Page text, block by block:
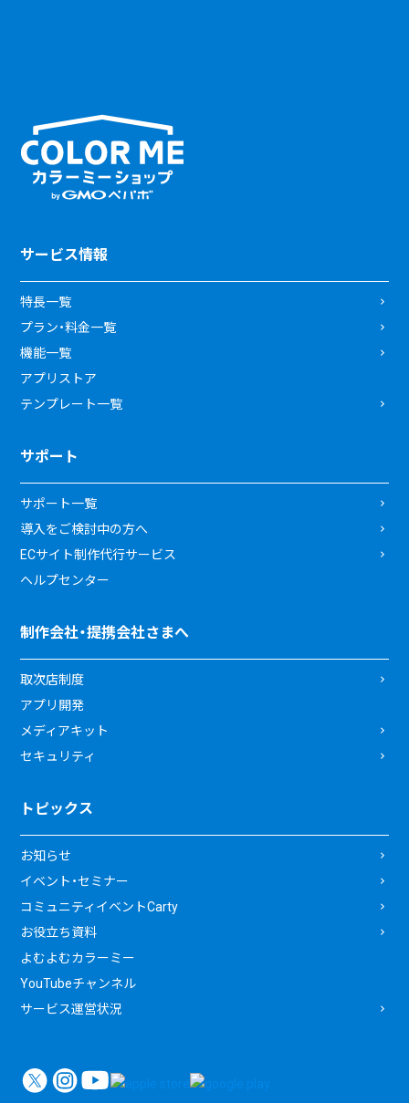
サービス情報
特長一覧
プラン・料金一覧
機能一覧
アプリストア
テンプレート一覧
サポート
サポート一覧
導入をご検討中の方へ
ECサイト制作代行サービス
ヘルプセンター
制作会社・提携会社さまへ
取次店制度
アプリ開発
メディアキット
セキュリティ
トピックス
お知らせ
イベント・セミナー
コミュニティイベントCarty
お役立ち資料
よむよむカラーミー
YouTubeチャンネル
サービス運営状況